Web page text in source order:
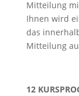
Mitteilung
Ihnen wird
das
Mitteilung
12